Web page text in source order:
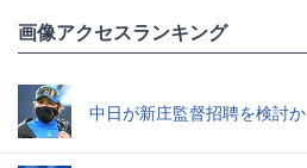
画像アクセスランキング
中日が新庄監督招聘を検討か